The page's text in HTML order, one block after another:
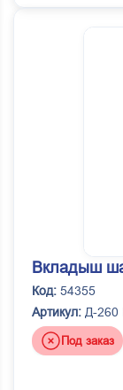
Вкладыш
Код: 54355
Артикул: Д-260
Под заказ